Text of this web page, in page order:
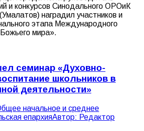
и конкурсов Синодального ОРОиК
наградил участников и
этапа Международного
мира».
семинар «Духовно-
школьников в
деятельности»
начальное и среднее
епархияАвтор: Редактор